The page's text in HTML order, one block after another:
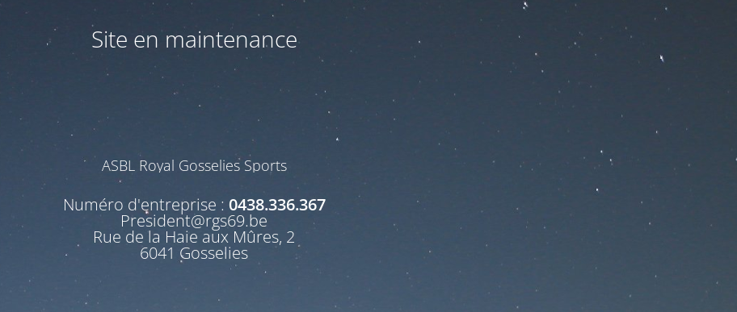
Site en maintenance
ASBL Royal Gosselies Sports
Numéro d'entreprise : 0438.336.367
President@rgs69.be
Rue de la Haie aux Mûres, 2
6041 Gosselies